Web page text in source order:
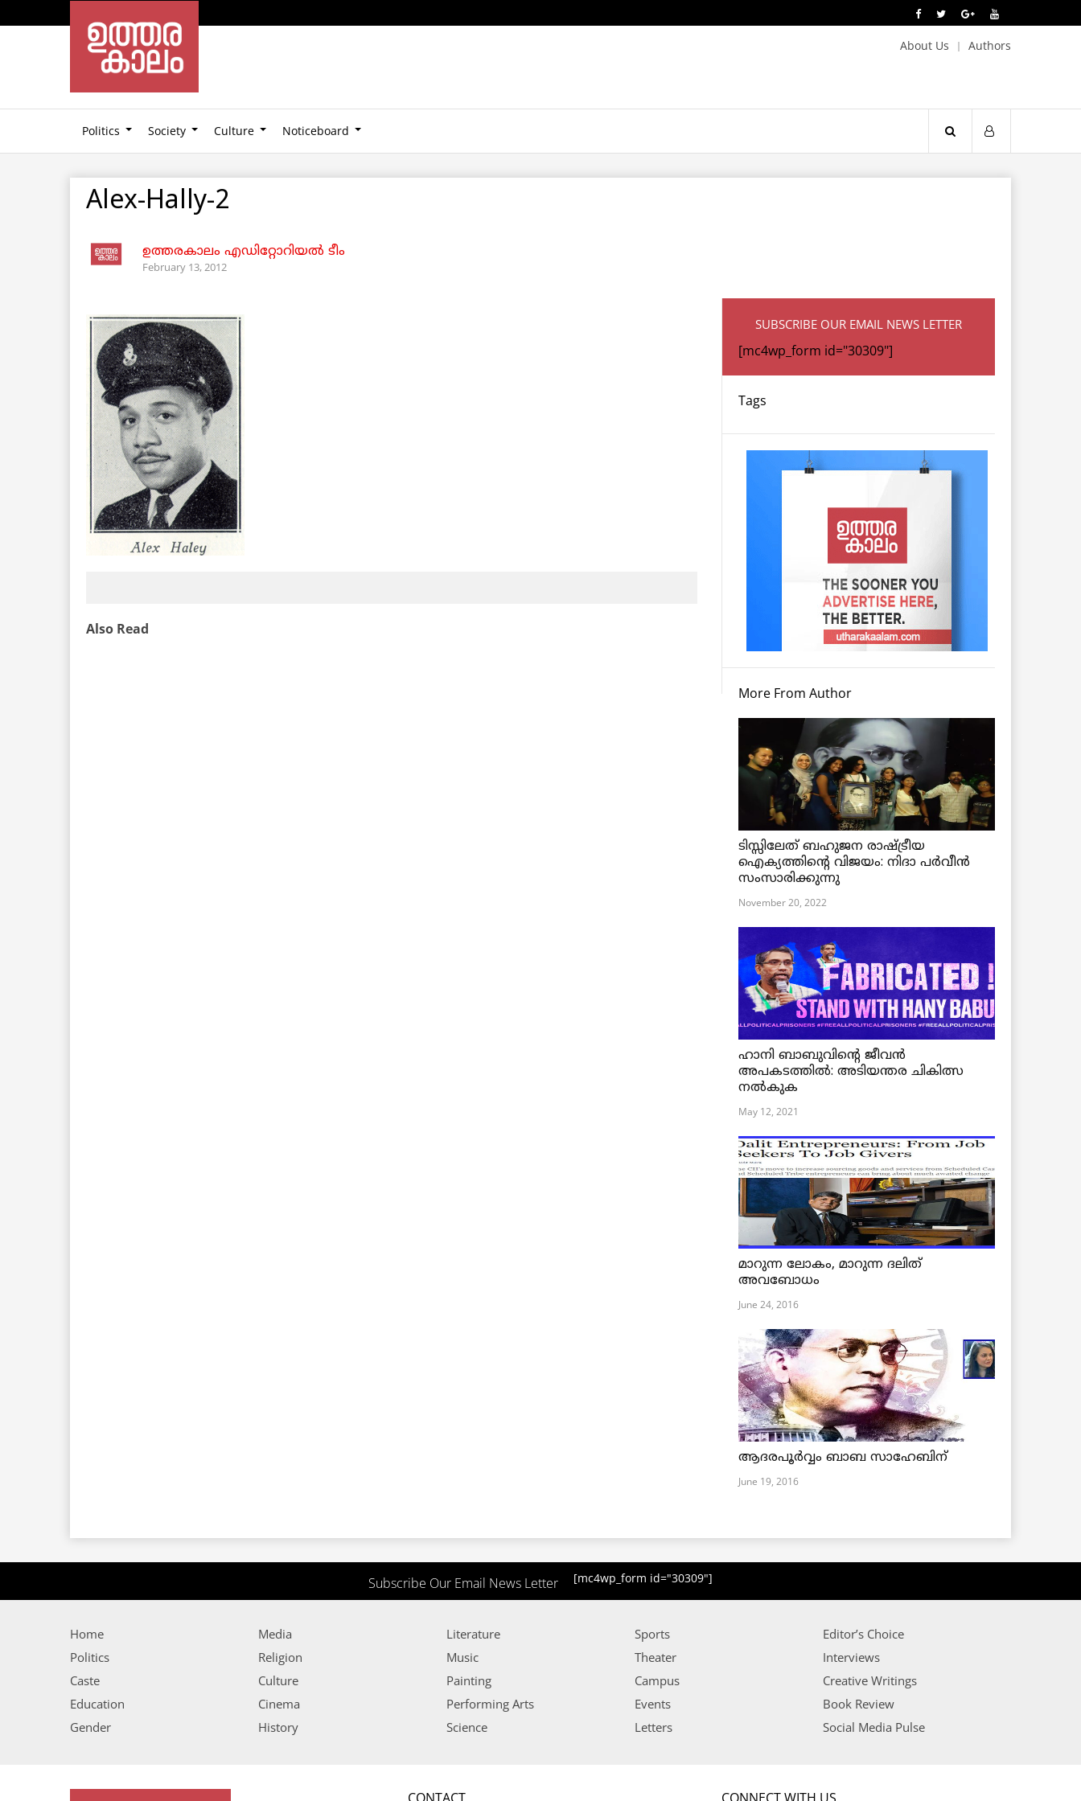
About Us Authors
Politics Society Culture Noticeboard
Alex-Hally-2
ഉത്തരകാലം എഡിറ്റോറിയല്‍ ടീം
February 13, 2012
Also Read
SUBSCRIBE OUR EMAIL NEWS LETTER
[mc4wp_form id="30309"]
Tags
More From Author
ടിസ്സിലേത് ബഹുജന രാഷ്ട്രീയ
ഐക്യത്തിന്റെ വിജയം: നിദാ പർവീൻ
സംസാരിക്കുന്നു
November 20, 2022
ഹാനി ബാബുവിന്റെ ജീവൻ
അപകടത്തിൽ: അടിയന്തര ചികിത്സ
നൽകുക
May 12, 2021
മാറുന്ന ലോകം, മാറുന്ന ദലിത്
അവബോധം
June 24, 2016
ആദരപൂര്‍വ്വം ബാബ സാഹേബിന്
June 19, 2016
Subscribe Our Email News Letter [mc4wp_form id="30309"]
Home
Politics
Caste
Education
Gender
Media
Religion
Culture
Cinema
History
Literature
Music
Painting
Performing Arts
Science
Sports
Theater
Campus
Events
Letters
Editor’s Choice
Interviews
Creative Writings
Book Review
Social Media Pulse